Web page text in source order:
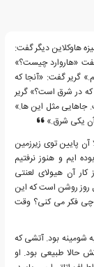
هاوکلاین دیگر گفت:
«هاروارد چیست؟»
گریر گفت: «آنجا که
در شرق است؟» گریر
مثل این ها.»
یکی شرق.»
پایین توی زیرزمین
ایم و هنوز نرفتیم
آن هیولای لعنتی
روز روشن است که این
چی فکر می کنی؟ وقت
شومینه بود. آتشی که
حالا طبیعی بود. او